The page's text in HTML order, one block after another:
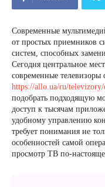
Современные
от простых приемников
систем, способных
Сегодня центральное
современные
https://allo.ua/ru/televizory/
подобрать подходящую
доступ к тысячам
удобному управлению
требует понимания не
особенностей самой
просмотр ТВ по-